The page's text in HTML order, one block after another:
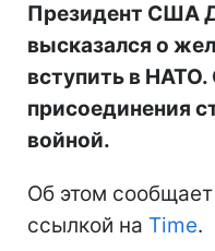
Президент США
высказался о
вступить в НАТО.
присоединения
войной.
Об этом сообщает
ссылкой на Time.